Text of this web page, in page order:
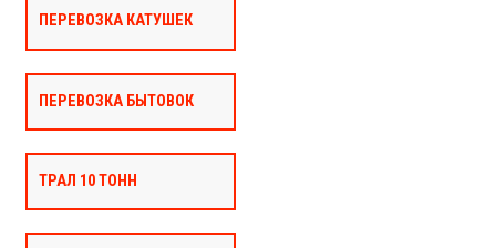
ПЕРЕВОЗКА КАТУШЕК
ПЕРЕВОЗКА БЫТОВОК
ТРАЛ 10 ТОНН